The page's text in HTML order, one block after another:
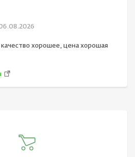
хорошее, цена хорошая